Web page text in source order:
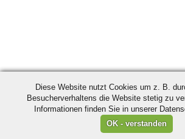
Diese Website nutzt Cookies um z. B.
Besucherverhaltens die Website stetig zu
Informationen finden Sie in unserer